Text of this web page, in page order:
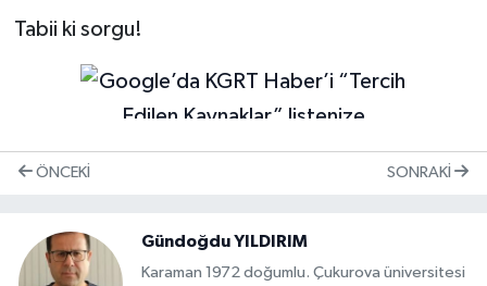
Tabii ki sorgu!
ÖNCEKI SONRAKI
Gündoğdu YILDIRIM
Karaman 1972 doğumlu. Çukurova üniversitesi